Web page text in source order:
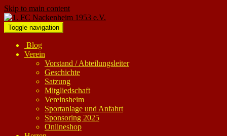
Skip to main content
Toggle navigation
Blog
Verein
Vorstand / Abteilungsleiter
Geschichte
Satzung
Mitgliedschaft
Vereinsheim
Sportanlage und Anfahrt
Sponsoring 2025
Onlineshop